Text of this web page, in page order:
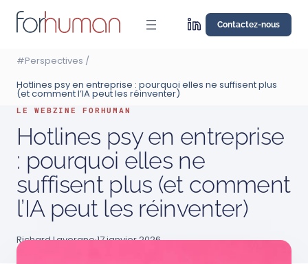
Aller
Contactez-nous
#Perspectives /
Hotlines psy en entreprise : pourquoi elles ne suffisent plus
(et comment l’IA peut les réinventer)
LE WEBZINE FORHUMAN
Hotlines psy en entreprise
: pourquoi elles ne
suffisent plus (et comment
l’IA peut les réinventer)
Richard Lavergne·17 janvier 2026